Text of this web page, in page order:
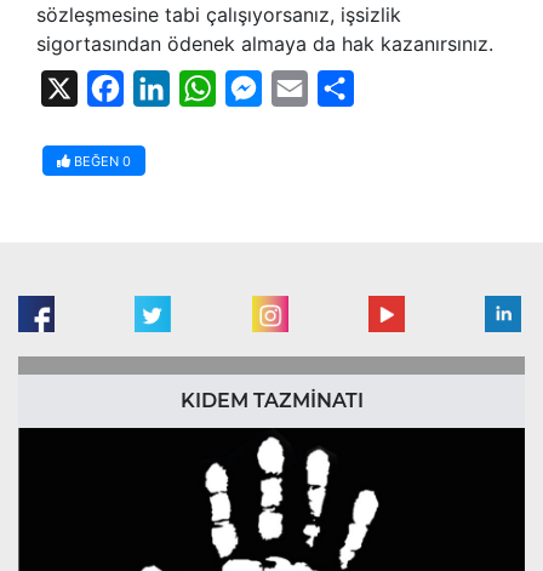
sözleşmesine tabi çalışıyorsanız, işsizlik
sigortasından ödenek almaya da hak kazanırsınız.
FacebookLinkedInWhatsAppMessenger
Email
BEĞEN 0
KIDEM TAZMİNATI